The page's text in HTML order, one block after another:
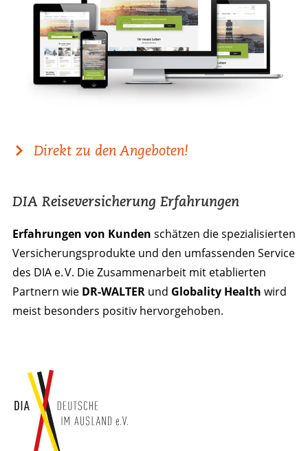
Direkt zu den Angeboten!
DIA Reiseversicherung Erfahrungen
Erfahrungen von Kunden schätzen die spezialisierten
Versicherungsprodukte und den umfassenden Service
des DIA e. V. Die Zusammenarbeit mit etablierten
Partnern wie DR-WALTERund Globality Health wird
meist besonders positiv hervorgehoben.​